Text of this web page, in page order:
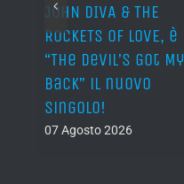
JOHN DIVA & THE
ROCKETS OF LOVE, è
“The Devil’s Got My
Back” il nuovo
singolo!
07 Agosto 2026